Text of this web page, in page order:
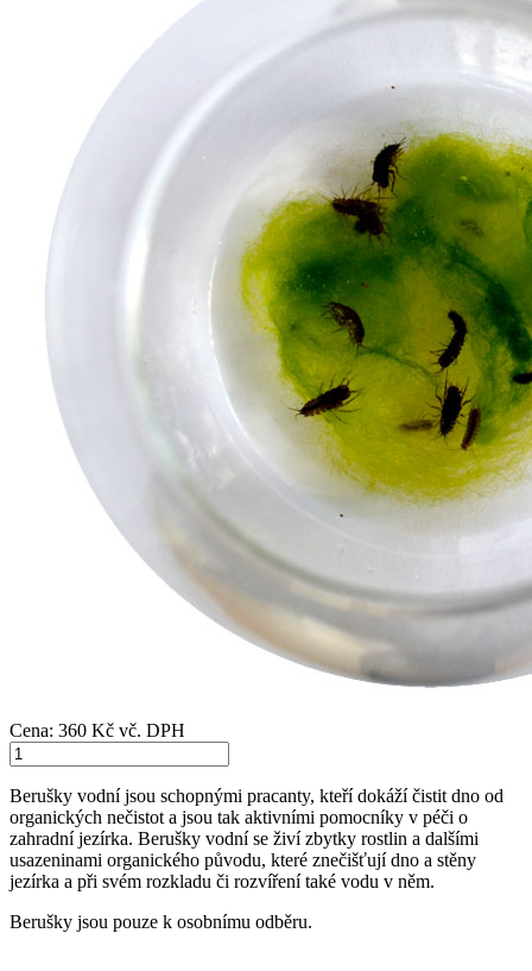
Cena: 360 Kč vč. DPH
Berušky vodní jsou schopnými pracanty, kteří dokáží čistit dno od
organických nečistot a jsou tak aktivními pomocníky v péči o
zahradní jezírka. Berušky vodní se živí zbytky rostlin a dalšími
usazeninami organického původu, které znečišťují dno a stěny
jezírka a při svém rozkladu či rozvíření také vodu v něm.
Berušky jsou pouze k osobnímu odběru.